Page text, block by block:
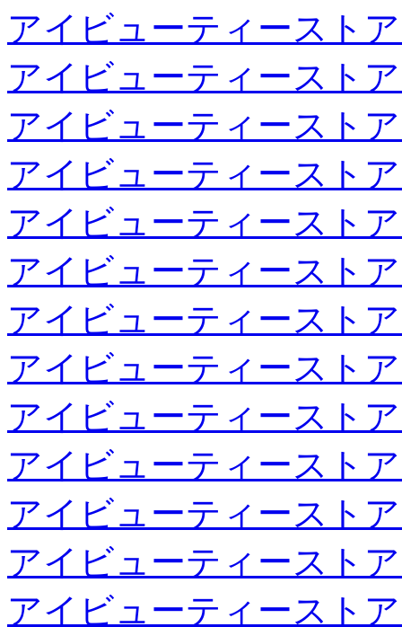
アイビューティースト
アイビューティースト
アイビューティースト
アイビューティースト
アイビューティースト
アイビューティースト
アイビューティースト
アイビューティースト
アイビューティースト
アイビューティースト
アイビューティースト
アイビューティースト
アイビューティースト